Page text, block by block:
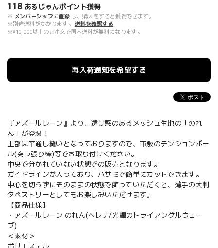
118 あるじゃんポイント獲得
※ メンバーシップに登録 し、購入をすると獲得できます。
※別途送料がかかります。
送料を確認する
※¥10,000以上のご注文で国内送料が無料になります。
再入荷通知を希望する
『アズールレーン』より、透け感のあるメッシュ生地の「のれ
ん」が登場！
上部は竿通し縫いとなっておりますので、市販のテンションポー
ル(突っ張り棒)等でお取り付けください。
中央で分かれていない状態での販売となります。
ガイドラインが入っており、ハサミで簡単にカットできます。
中心を切らずにそのままの状態で飾っていただくと、薄手の大判
タペストリーとしてもお楽しみいただけます。
【商品仕様】
・アズールレーン のれん(ヘレナ/光輝のトライアングルウェー
ブ)
＜素材＞
ポリエステル